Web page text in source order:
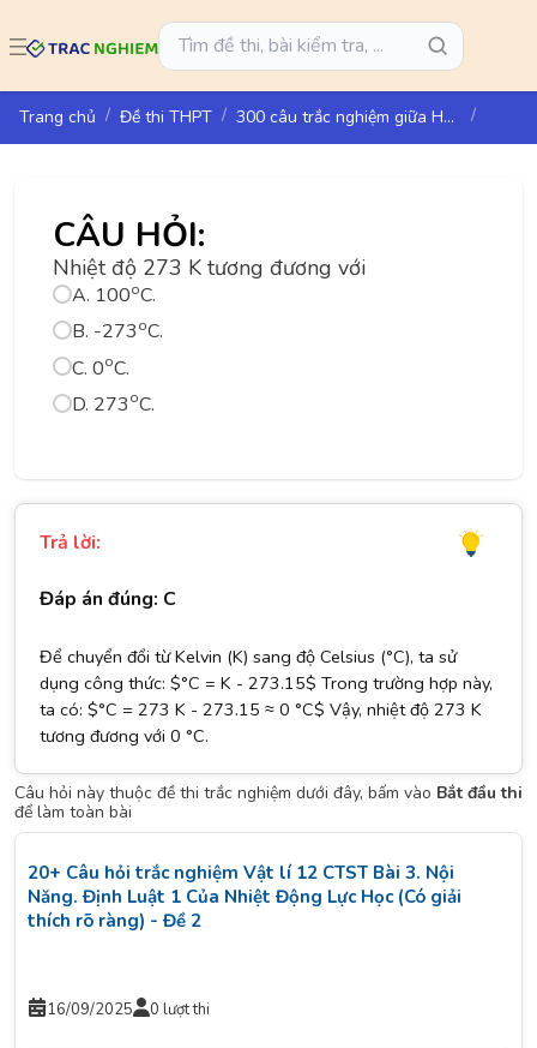
Trang chủ Đề thi THPT 300 câu trắc nghiệm giữa HK1 Vật lí 12 - CTST
CÂU HỎI:
Nhiệt độ 273 K tương đương với
A. 100oC.
B. -273oC.
C. 0oC.
D. 273oC.
Trả lời:
Đáp án đúng: C
Để chuyển đổi từ Kelvin (K) sang độ Celsius (°C), ta sử
dụng công thức: $°C = K - 273.15$ Trong trường hợp này,
ta có: $°C = 273 K - 273.15 ≈ 0 °C$ Vậy, nhiệt độ 273 K
tương đương với 0 °C.
Câu hỏi này thuộc đề thi trắc nghiệm dưới đây, bấm vào Bắt đầu thi
để làm toàn bài
20+ Câu hỏi trắc nghiệm Vật lí 12 CTST Bài 3. Nội
Năng. Định Luật 1 Của Nhiệt Động Lực Học (Có giải
thích rõ ràng) - Đề 2
16/09/2025 0 lượt thi